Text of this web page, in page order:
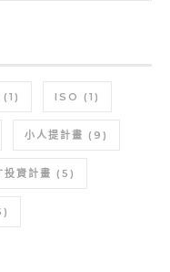
(1) ISO (1)
小人提計畫 (9)
投資計畫 (5)